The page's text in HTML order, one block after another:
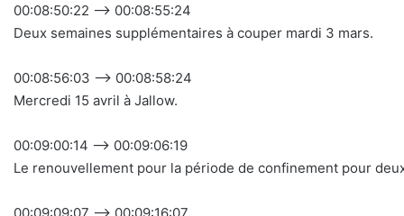
00:08:50:22 –> 00:08:55:24
Deux semaines supplémentaires à couper mardi 3 mars.
00:08:56:03 –> 00:08:58:24
Mercredi 15 avril à Jallow.
00:09:00:14 –> 00:09:06:19
Le renouvellement pour la période de confinement pour
00:09:09:07 –> 00:09:16:07